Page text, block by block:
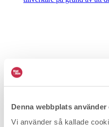
Denna webbplats använder
Vi använder så kallade
Vitaminer i hudvård